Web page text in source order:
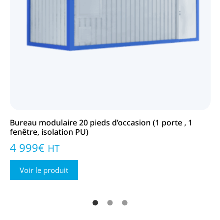
Bureau modulaire 20 pieds d’occasion (1 porte , 1
fenêtre, isolation PU)
4 999€ HT
Voir le produit